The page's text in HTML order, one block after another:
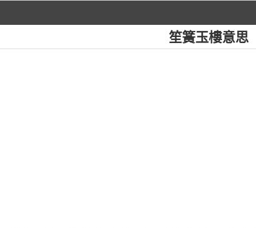
笙簧玉樓意思